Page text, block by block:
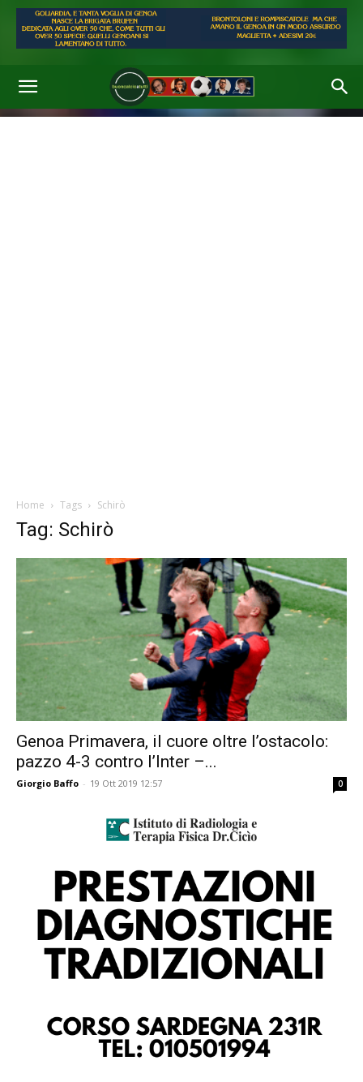
Home Tags Schirò
Tag: Schirò
Genoa Primavera, il cuore oltre l’ostacolo:
pazzo 4-3 contro l’Inter –...
Giorgio Baffo - 19 Ott 2019 12:57 0